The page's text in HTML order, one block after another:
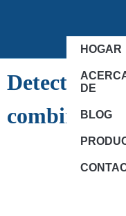
HOGAR
DE
BLOG
Detector de
combinada